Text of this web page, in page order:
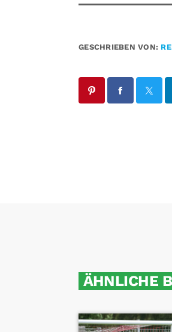
GESCHRIEBEN VON:
ÄHNLICHE